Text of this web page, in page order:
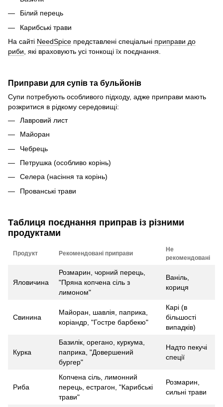
Білий перець
Карибські трави
На сайті NeedSpice представлені спеціальні приправи до
риби, які враховують усі тонкощі їх поєднання.
Приправи для супів та бульйонів
Супи потребують особливого підходу, адже приправи мають
розкритися в рідкому середовищі:
Лавровий лист
Майоран
Чебрець
Петрушка (особливо корінь)
Селера (насіння та корінь)
Прованські трави
Таблиця поєднання приправ із різними
продуктами
Продукт Рекомендовані приправи
Не
рекомендовані
Яловичина
Розмарин, чорний перець,
"Пряна копчена сіль з
лимоном"
Ваніль,
кориця
Свинина
Майоран, шавлія, паприка,
коріандр, "Гостре барбекю"
Карі (в
більшості
випадків)
Курка
Базилік, орегано, куркума,
паприка, "Довершений
бургер"
Надто пекучі
спеції
Риба
Копчена сіль, лимонний
перець, естрагон, "Карибські
трави"
Розмарин,
сильні трави